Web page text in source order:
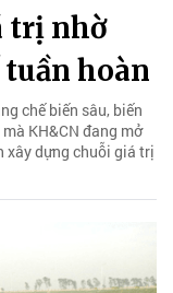
trị nhờ
hoàn
chế biến sâu, biến
KH&CN đang mở
xây dựng chuỗi giá trị